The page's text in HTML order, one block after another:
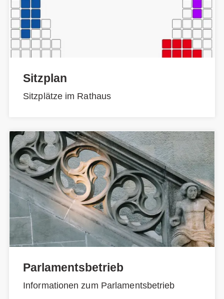
Sitzplan
Sitzplätze im Rathaus
Parlamentsbetrieb
Informationen zum Parlamentsbetrieb